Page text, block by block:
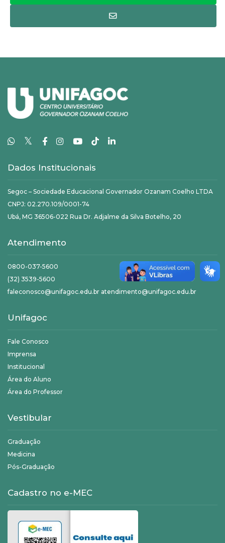
𝕏
Dados Institucionais
Segoc – Sociedade Educacional Governador Ozanam Coelho LTDA
CNPJ: 02.270.109/0001-74
Ubá, MG 36506-022 Rua Dr. Adjalme da Silva Botelho, 20
Atendimento
0800-037-5600
(32) 3539-5600
faleconosco@unifagoc.edu.br atendimento@unifagoc.edu.br
Unifagoc
Fale Conosco
Imprensa
Institucional
Área do Aluno
Área do Professor
Vestibular
Graduação
Medicina
Pós-Graduação
Cadastro no e-MEC